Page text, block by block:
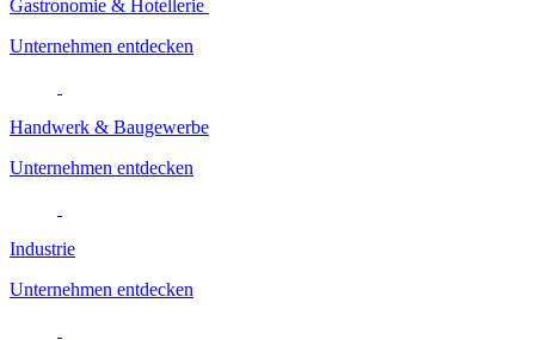
Gastronomie & Hotellerie
Unternehmen entdecken
Handwerk & Baugewerbe
Unternehmen entdecken
Industrie
Unternehmen entdecken